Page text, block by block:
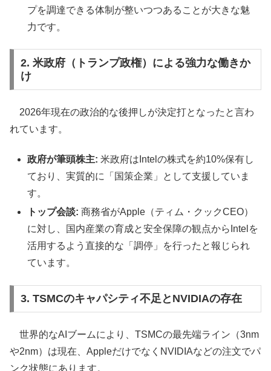
プを調達できる体制が整いつつあることが大きな魅
力です。
2. 米政府（トランプ政権）による強力な働きか
け
2026年現在の政治的な後押しが決定打となったと言わ
れています。
政府が筆頭株主: 米政府はIntelの株式を約10%保有し
ており、実質的に「国策企業」として支援していま
す。
トップ会談: 商務省がApple（ティム・クックCEO）
に対し、国内産業の育成と安全保障の観点からIntelを
活用するよう直接的な「調停」を行ったと報じられ
ています。
3. TSMCのキャパシティ不足とNVIDIAの存在
世界的なAIブームにより、TSMCの最先端ライン（3nm
や2nm）は現在、AppleだけでなくNVIDIAなどの注文でパ
ンク状態にあります。